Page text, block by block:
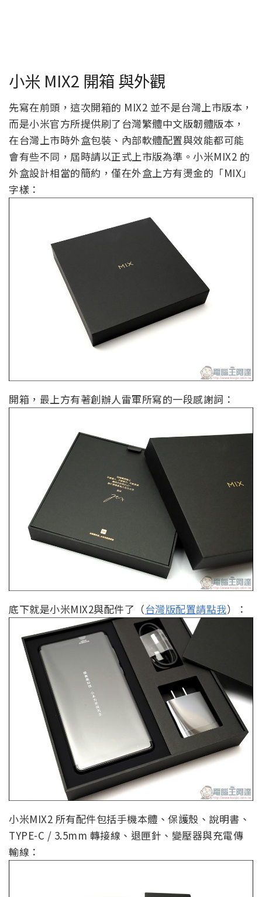
小米 MIX2 開箱 與外觀
先寫在前頭，這次開箱的 MIX2 並不是台灣上市版本，
而是小米官方所提供刷了台灣繁體中文版韌體版本，
在台灣上市時外盒包裝、內部軟體配置與效能都可能
會有些不同，屆時請以正式上市版為準。小米MIX2 的
外盒設計相當的簡約，僅在外盒上方有燙金的「MIX」
字樣：
開箱，最上方有著創辦人雷軍所寫的一段感謝詞：
底下就是小米MIX2與配件了（台灣版配置請點我）：
小米MIX2 所有配件包括手機本體、保護殼、說明書、
TYPE-C / 3.5mm 轉接線、退匣針、變壓器與充電傳
輸線：